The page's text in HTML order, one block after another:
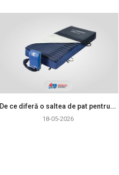
De ce diferă o saltea de pat pentru...
18-05-2026